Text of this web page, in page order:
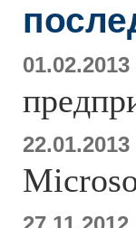
22.01.2013